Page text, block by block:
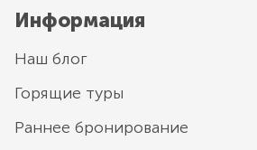
Информация
Наш блог
Горящие туры
Раннее бронирование